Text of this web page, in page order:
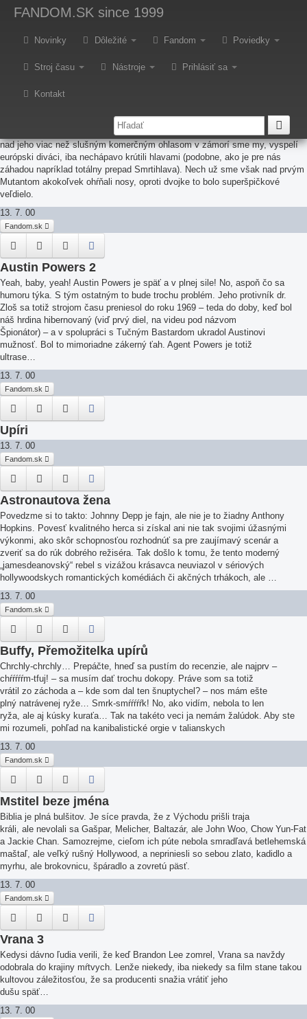
FANDOM.SK since 1999
Novinky Dôležité Fandom Poviedky
Stroj času Nástroje Prihlásiť sa
Kontakt
Chobotnica
Fandom.sk
Nebudem chodiť okolo horúcej kaše. Už Mutant z roku 1995 nebol bohviečo
nad jeho viac než slušným komerčným ohlasom v zámorí sme my, vyspelí
európski diváci, iba nechápavo krútili hlavami (podobne, ako je pre nás
záhadou napríklad totálny prepad Smrtihlava). Nech už sme však nad prvým
Mutantom akokoľvek ohŕňali nosy, oproti dvojke to bolo superšpičkové
veľdielo.
13. 7. 00
Fandom.sk
Austin Powers 2
Yeah, baby, yeah! Austin Powers je späť a v plnej sile! No, aspoň čo sa
humoru týka. S tým ostatným to bude trochu problém. Jeho protivník dr.
Zloš sa totiž strojom času preniesol do roku 1969 – teda do doby, keď bol
náš hrdina hibernovaný (viď prvý diel, na videu pod názvom
Špionátor) – a v spolupráci s Tučným Bastardom ukradol Austinovi
mužnosť. Bol to mimoriadne zákerný ťah. Agent Powers je totiž
ultrase…
13. 7. 00
Fandom.sk
Upíri
13. 7. 00
Fandom.sk
Astronautova žena
Povedzme si to takto: Johnny Depp je fajn, ale nie je to žiadny Anthony
Hopkins. Povesť kvalitného herca si získal ani nie tak svojimi úžasnými
výkonmi, ako skôr schopnosťou rozhodnúť sa pre zaujímavý scenár a
zveriť sa do rúk dobrého režiséra. Tak došlo k tomu, že tento moderný
„jamesdeanovský“ rebel s vizážou krásavca neuviazol v sériových
hollywoodskych romantických komédiách či akčných trhákoch, ale …
13. 7. 00
Fandom.sk
Buffy, Přemožitelka upírů
Chrchly-chrchly… Prepáčte, hneď sa pustím do recenzie, ale najprv –
chŕŕŕŕŕm-tfuj! – sa musím dať trochu dokopy. Práve som sa totiž
vrátil zo záchoda a – kde som dal ten šnuptychel? – nos mám ešte
plný natrávenej ryže… Smrk-smŕŕŕŕŕk! No, ako vidím, nebola to len
ryža, ale aj kúsky kuraťa… Tak na takéto veci ja nemám žalúdok. Aby ste
mi rozumeli, pohľad na kanibalistické orgie v talianskych
13. 7. 00
Fandom.sk
Mstitel beze jména
Biblia je plná bulšitov. Je síce pravda, že z Východu prišli traja
králi, ale nevolali sa Gašpar, Melicher, Baltazár, ale John Woo, Chow Yun-Fat
a Jackie Chan. Samozrejme, cieľom ich púte nebola smradľavá betlehemská
maštaľ, ale veľký rušný Hollywood, a nepriniesli so sebou zlato, kadidlo a
myrhu, ale brokovnicu, špáradlo a zovretú päsť.
13. 7. 00
Fandom.sk
Vrana 3
Kedysi dávno ľudia verili, že keď Brandon Lee zomrel, Vrana sa navždy
odobrala do krajiny mŕtvych. Lenže niekedy, iba niekedy sa film stane takou
kultovou záležitosťou, že sa producenti snažia vrátiť jeho
dušu späť…
13. 7. 00